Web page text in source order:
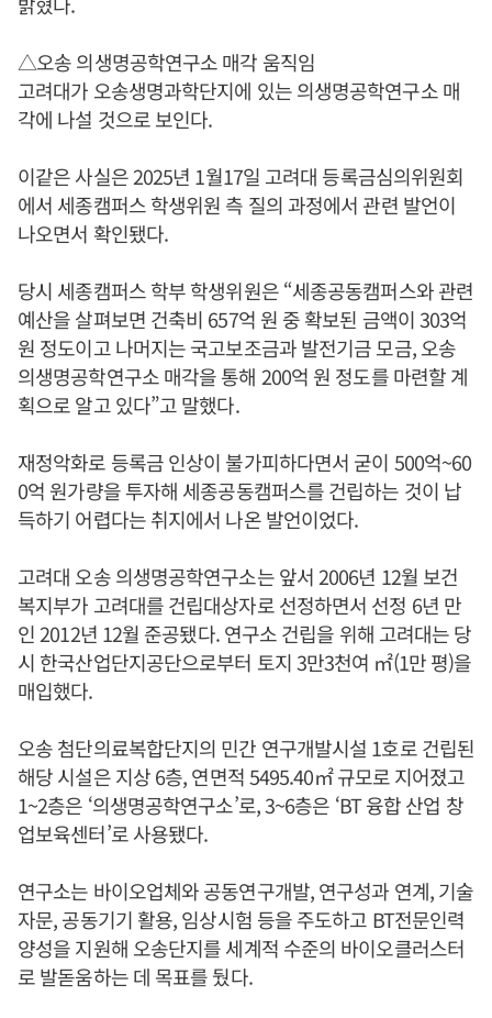
△오송 의생명공학연구소 매각 움직임
고려대가 오송생명과학단지에 있는 의생명공학연구소 매
각에 나설 것으로 보인다.
이같은 사실은 2025년 1월17일 고려대 등록금심의위원회
에서 세종캠퍼스 학생위원 측 질의 과정에서 관련 발언이
나오면서 확인됐다.
당시 세종캠퍼스 학부 학생위원은 “세종공동캠퍼스와 관련
예산을 살펴보면 건축비 657억 원 중 확보된 금액이 303억
원 정도이고 나머지는 국고보조금과 발전기금 모금, 오송
의생명공학연구소 매각을 통해 200억 원 정도를 마련할 계
획으로 알고 있다”고 말했다.
재정악화로 등록금 인상이 불가피하다면서 굳이 500억~60
0억 원가량을 투자해 세종공동캠퍼스를 건립하는 것이 납
득하기 어렵다는 취지에서 나온 발언이었다.
고려대 오송 의생명공학연구소는 앞서 2006년 12월 보건
복지부가 고려대를 건립대상자로 선정하면서 선정 6년 만
인 2012년 12월 준공됐다. 연구소 건립을 위해 고려대는 당
시 한국산업단지공단으로부터 토지 3만3천여 ㎡(1만 평)을
매입했다.
오송 첨단의료복합단지의 민간 연구개발시설 1호로 건립된
해당 시설은 지상 6층, 연면적 5495.40㎡ 규모로 지어졌고
1~2층은 ‘의생명공학연구소’로, 3~6층은 ‘BT 융합 산업 창
업보육센터’로 사용됐다.
연구소는 바이오업체와 공동연구개발, 연구성과 연계, 기술
자문, 공동기기 활용, 임상시험 등을 주도하고 BT전문인력
양성을 지원해 오송단지를 세계적 수준의 바이오클러스터
로 발돋움하는 데 목표를 뒀다.